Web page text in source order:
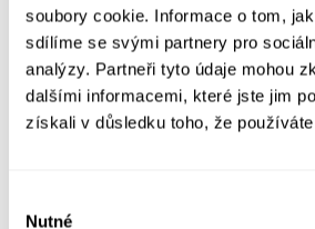
soubory cookie. Informace o tom,
sdílíme se svými partnery pro
analýzy. Partneři tyto údaje mohou
dalšími informacemi, které jste jim
získali v důsledku toho, že
Nutné
Svetry a Mikiny
Vše v kategorii Svetry
NOVINKY
Mikiny